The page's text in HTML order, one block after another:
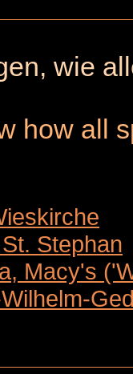
wie
how all
Stephan
Macy's